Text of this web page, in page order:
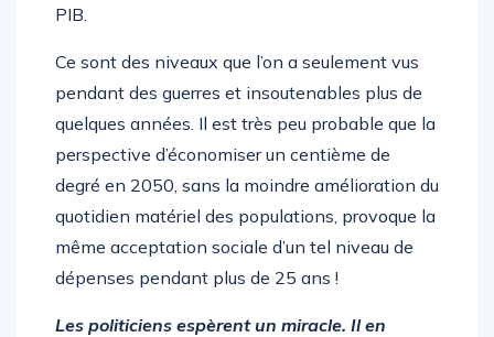
PIB.
Ce sont des niveaux que l’on a seulement vus
pendant des guerres et insoutenables plus de
quelques années. Il est très peu probable que la
perspective d’économiser un centième de
degré en 2050, sans la moindre amélioration du
quotidien matériel des populations, provoque la
même acceptation sociale d’un tel niveau de
dépenses pendant plus de 25 ans !
Les politiciens espèrent un miracle. Il en